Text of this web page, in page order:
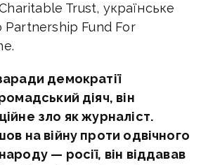
Charitable Trust, українське
Partnership Fund For
демократії
діяч, він
зло як журналіст.
на війну проти одвічного
— росії, він віддавав